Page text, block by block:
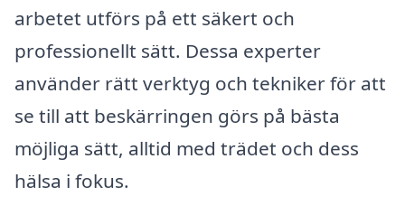
arbetet utförs på ett säkert och
professionellt sätt. Dessa experter
använder rätt verktyg och tekniker för att
se till att beskärringen görs på bästa
möjliga sätt, alltid med trädet och dess
hälsa i fokus.